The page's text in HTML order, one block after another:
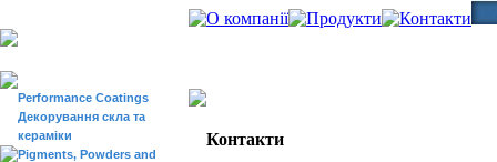
Performance Coatings
Декорування скла та
кераміки
Pigments, Powders and
Контакти